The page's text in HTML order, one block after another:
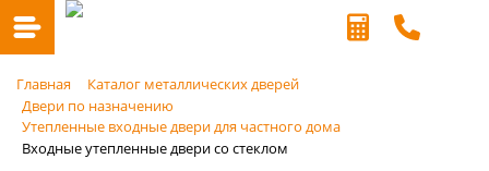
Главная
Каталог металлических дверей
Двери по назначению
Утепленные входные двери для частного дома
Входные утепленные двери со стеклом